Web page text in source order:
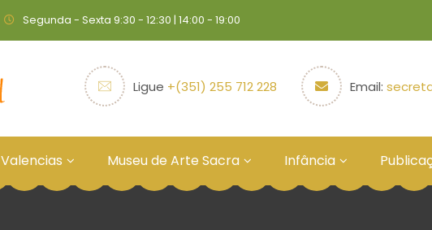
Segunda - Sexta 9:30 - 12:30 | 14:00 - 19:00
Ligue +(351) 255 712 228 Email:
Valencias Museu de Arte Sacra Infância